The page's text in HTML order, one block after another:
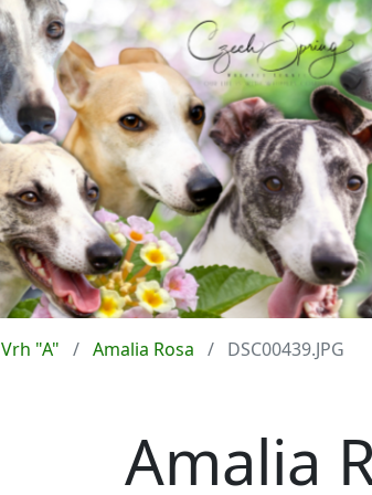
Vrh "A" Amalia Rosa DSC00439.JPG
Amalia